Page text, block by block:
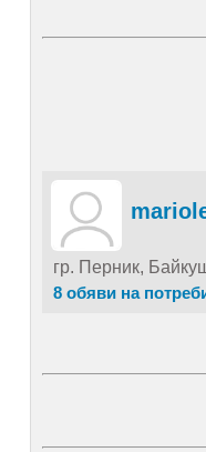
Основата
гр. Перник,
8 обяви на